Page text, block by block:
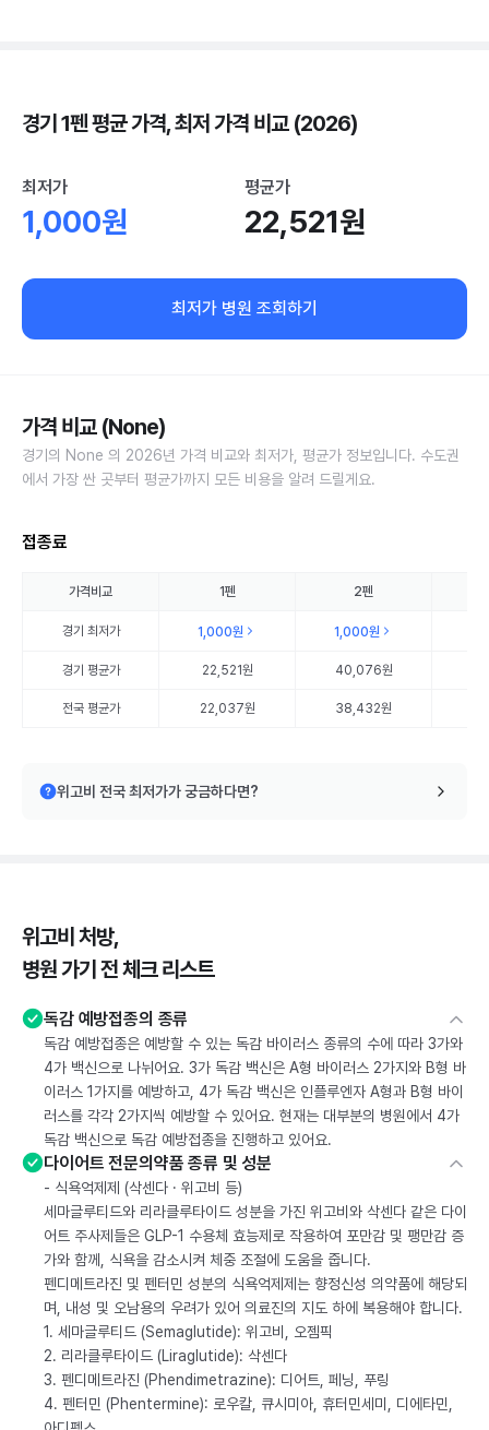
경기 1펜 평균 가격, 최저 가격 비교 (2026)
최저가
1,000원
평균가
22,521원
최저가 병원 조회하기
가격 비교 (None)
경기의 None 의 2026년 가격 비교와 최저가, 평균가 정보입니다. 수도권
에서 가장 싼 곳부터 평균가까지 모든 비용을 알려 드릴게요.
접종료
가격비교 1펜 2펜
경기 최저가 1,000원 1,000원
경기 평균가 22,521원 40,076원
전국 평균가 22,037원 38,432원
위고비 전국 최저가가 궁금하다면?
위고비 처방,
병원 가기 전 체크 리스트
독감 예방접종의 종류
독감 예방접종은 예방할 수 있는 독감 바이러스 종류의 수에 따라 3가와
4가 백신으로 나뉘어요. 3가 독감 백신은 A형 바이러스 2가지와 B형 바
이러스 1가지를 예방하고, 4가 독감 백신은 인플루엔자 A형과 B형 바이
러스를 각각 2가지씩 예방할 수 있어요. 현재는 대부분의 병원에서 4가
독감 백신으로 독감 예방접종을 진행하고 있어요.
다이어트 전문의약품 종류 및 성분
- 식욕억제제 (삭센다 · 위고비 등)
세마글루티드와 리라클루타이드 성분을 가진 위고비와 삭센다 같은 다이
어트 주사제들은 GLP-1 수용체 효능제로 작용하여 포만감 및 팽만감 증
가와 함께, 식욕을 감소시켜 체중 조절에 도움을 줍니다.
펜디메트라진 및 펜터민 성분의 식욕억제제는 향정신성 의약품에 해당되
며, 내성 및 오남용의 우려가 있어 의료진의 지도 하에 복용해야 합니다.
1. 세마글루티드 (Semaglutide): 위고비, 오젬픽
2. 리라클루타이드 (Liraglutide): 삭센다
3. 펜디메트라진 (Phendimetrazine): 디어트, 페닝, 푸링
4. 펜터민 (Phentermine): 로우칼, 큐시미아, 휴터민세미, 디에타민,